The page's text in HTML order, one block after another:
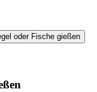
oder Fische gießen